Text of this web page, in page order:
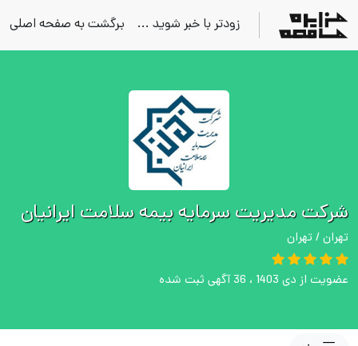
زودتر با خبر شوید ... برگشت به صفحه اصلی
شرکت مدیریت سرمایه بیمه سلامت ایرانیان
تهران / تهران
عضویت از دی 1403 ، 36 آگهی ثبت شده